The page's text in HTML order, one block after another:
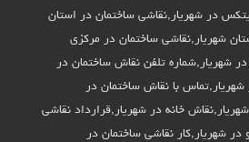
در شهریار,نقاشی ساختمان در استان
شهریار,نقاشی ساختمان در مرکزی
شهریار,شماره تلفن نقاش ساختمان در
با نقاش ساختمان در
خانه در شهریار,قرارداد نقاشی
شهریار,کار نقاشی ساختمان در